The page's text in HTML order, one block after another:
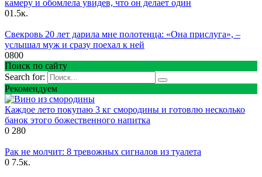
камеру и обомлела увидев, что он делает один
01.5к.
Свекровь 20 лет дарила мне полотенца: «Она прислуга», –
услышал муж и сразу поехал к ней
0800
Поиск по сайту
Search for:
Рекомендуем
Каждое лето покупаю 3 кг смородины и готовлю несколько
банок этого божественного напитка
0 280
Рак не молчит: 8 тревожных сигналов из туалета
0 7.5к.